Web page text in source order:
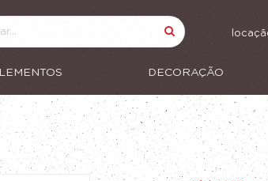
DECORAÇÃO